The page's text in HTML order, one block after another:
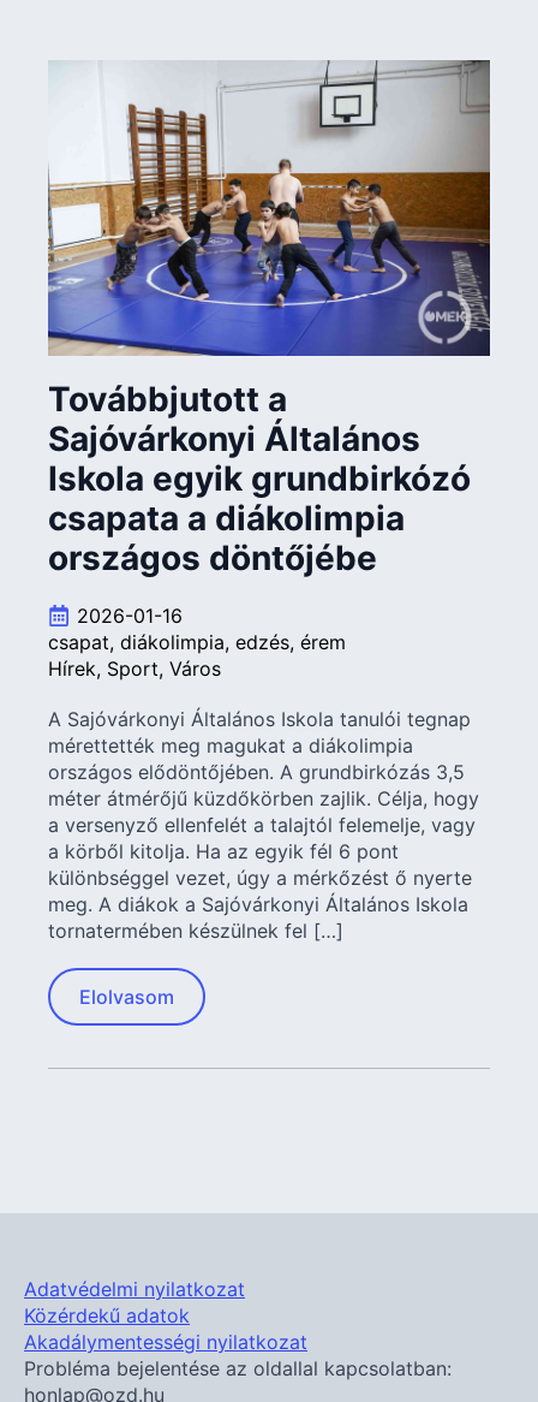
Továbbjutott a
Sajóvárkonyi Általános
Iskola egyik grundbirkózó
csapata a diákolimpia
országos döntőjébe
2026-01-16
csapat diákolimpia edzés érem
Hírek Sport Város
A Sajóvárkonyi Általános Iskola tanulói tegnap
mérettették meg magukat a diákolimpia
országos elődöntőjében. A grundbirkózás 3,5
méter átmérőjű küzdőkörben zajlik. Célja, hogy
a versenyző ellenfelét a talajtól felemelje, vagy
a körből kitolja. Ha az egyik fél 6 pont
különbséggel vezet, úgy a mérkőzést ő nyerte
meg. A diákok a Sajóvárkonyi Általános Iskola
tornatermében készülnek fel […]
Elolvasom
Adatvédelmi nyilatkozat
Közérdekű adatok
Akadálymentességi nyilatkozat
Probléma bejelentése az oldallal kapcsolatban:
honlap@ozd.hu